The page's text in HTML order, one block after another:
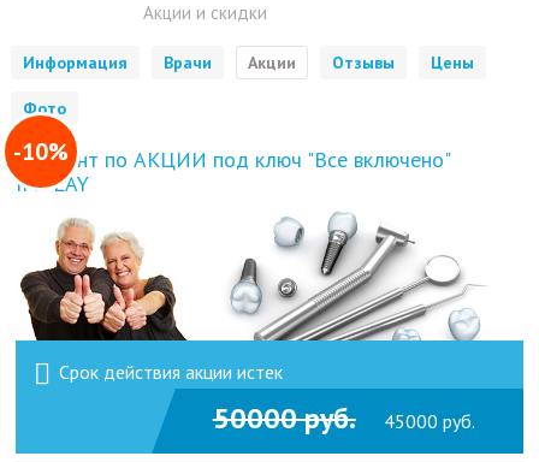
Акции и скидки
Информация Врачи Акции Отзывы Цены
Фото
Имплант по АКЦИИ под ключ "Все включено"
IMPLAY
-10%
Срок действия акции истек
50000 руб. 45000 руб.